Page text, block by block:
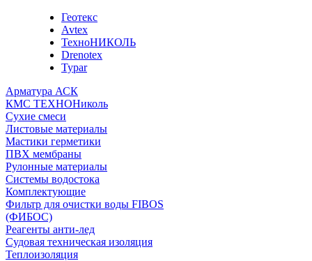
Геотекс
Avtex
ТехноНИКОЛЬ
Drenotex
Typar
Арматура АСК
КМС ТЕХНОНиколь
Сухие смеси
Листовые материалы
Мастики герметики
ПВХ мембраны
Рулонные материалы
Системы водостока
Комплектующие
Фильтр для очистки воды FIBOS
(ФИБОС)
Реагенты анти-лед
Судовая техническая изоляция
Теплоизоляция